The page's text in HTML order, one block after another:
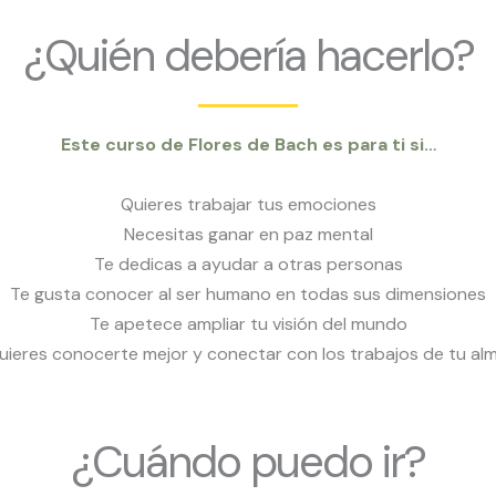
¿Quién debería hacerlo?
Este curso de Flores de Bach es para ti si…
Quieres trabajar tus emociones
Necesitas ganar en paz mental
Te dedicas a ayudar a otras personas
Te gusta conocer al ser humano en todas sus dimensiones
Te apetece ampliar tu visión del mundo
conocerte mejor y conectar con los trabajos de tu
¿Cuándo puedo ir?